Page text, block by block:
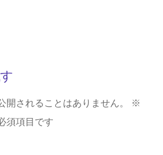
開されることはありません。
※
須項目です